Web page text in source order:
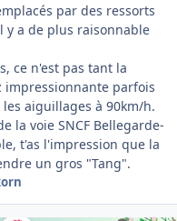
par des ressorts
y a de plus raisonnable
ce n'est pas tant la
impressionnante parfois
aiguillages à 90km/h.
la voie SNCF Bellegarde-
t'as l'impression que la
un gros "Tang".